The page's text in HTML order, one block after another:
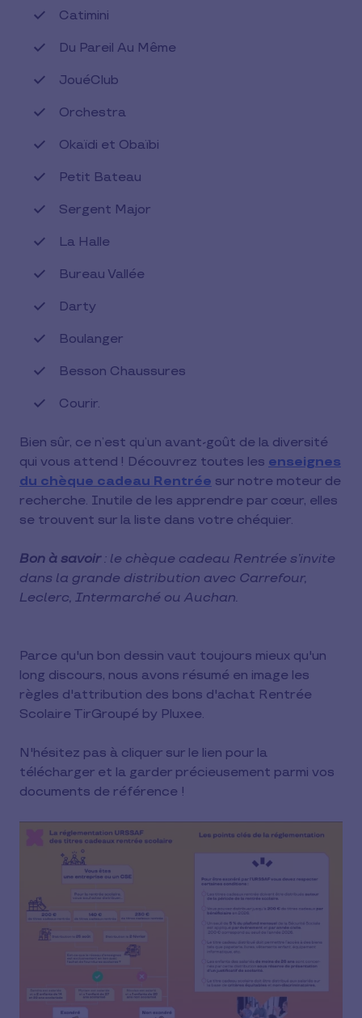
Catimini
Du Pareil Au Même
JouéClub
Orchestra
Okaïdi et Obaïbi
Petit Bateau
Sergent Major
La Halle
Bureau Vallée
Darty
Boulanger
Besson Chaussures
Courir.
Bien sûr, ce n’est qu’un avant-goût de la diversité
qui vous attend ! Découvrez toutes les enseignes
du chèque cadeau Rentrée sur notre moteur de
recherche. Inutile de les apprendre par cœur, elles
se trouvent sur la liste dans votre chéquier.
Bon à savoir: le chèque cadeau Rentrée s’invite
dans la grande distribution avec Carrefour,
Leclerc, Intermarché ou Auchan.
Parce qu'un bon dessin vaut toujours mieux qu'un
long discours, nous avons résumé en image les
règles d'attribution des bons d'achat Rentrée
Scolaire TirGroupé by Pluxee.
N'hésitez pas à cliquer sur le lien pour la
télécharger et la garder précieusement parmi vos
documents de référence !